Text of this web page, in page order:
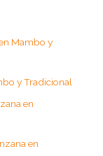
Mambo y
y Tradicional
en
en